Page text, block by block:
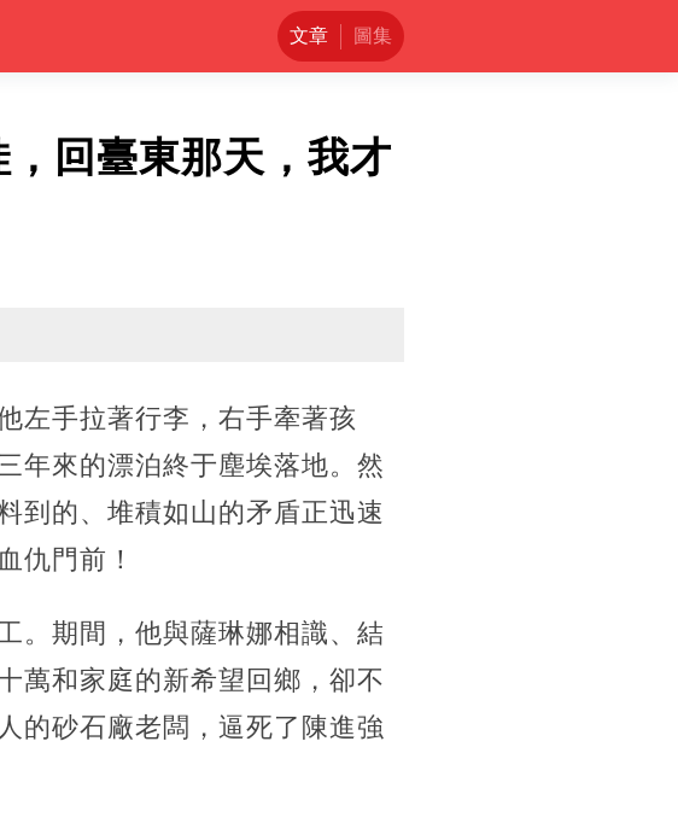
文章 圖集
回臺東那天，我才
左手拉著行李，右手牽著孩
年來的漂泊終于塵埃落地。然
到的、堆積如山的矛盾正迅速
仇門前！
。期間，他與薩琳娜相識、結
萬和家庭的新希望回鄉，卻不
的砂石廠老闆，逼死了陳進強